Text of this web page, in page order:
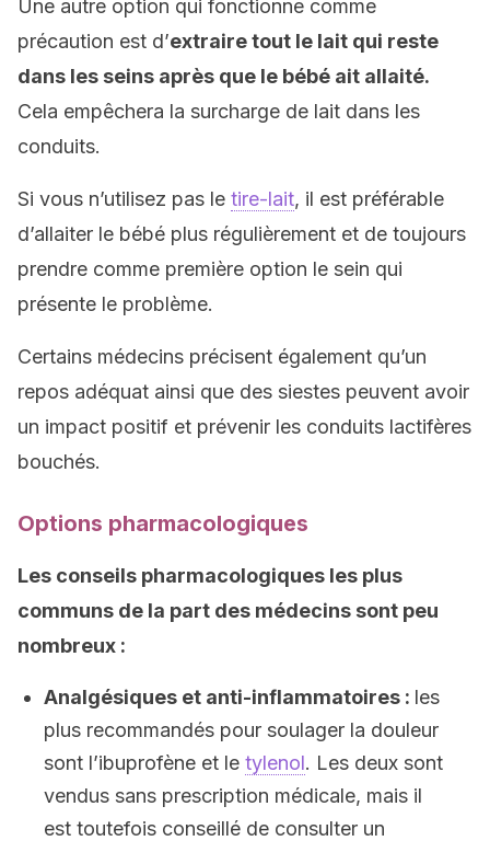
Une autre option qui fonctionne comme
précaution est d’extraire tout le lait qui reste
dans les seins après que le bébé ait allaité.
Cela empêchera la surcharge de lait dans les
conduits.
Si vous n’utilisez pas le tire-lait, il est préférable
d’allaiter le bébé plus régulièrement et de toujours
prendre comme première option le sein qui
présente le problème.
Certains médecins précisent également qu’un
repos adéquat ainsi que des siestes peuvent avoir
un impact positif et prévenir les conduits lactifères
bouchés.
Options pharmacologiques
Les conseils pharmacologiques les plus
communs de la part des médecins sont peu
nombreux :
Analgésiques et anti-inflammatoires : les
plus recommandés pour soulager la douleur
sont l’ibuprofène et le tylenol. Les deux sont
vendus sans prescription médicale, mais il
est toutefois conseillé de consulter un